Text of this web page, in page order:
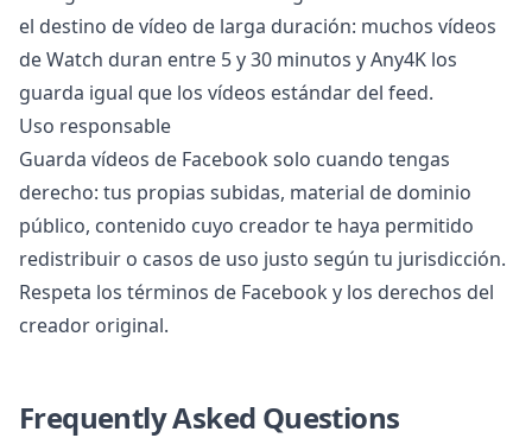
el destino de vídeo de larga duración: muchos vídeos
de Watch duran entre 5 y 30 minutos y Any4K los
guarda igual que los vídeos estándar del feed.
Uso responsable
Guarda vídeos de Facebook solo cuando tengas
derecho: tus propias subidas, material de dominio
público, contenido cuyo creador te haya permitido
redistribuir o casos de uso justo según tu jurisdicción.
Respeta los términos de Facebook y los derechos del
creador original.
Frequently Asked Questions